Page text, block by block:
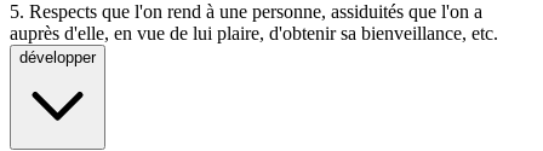
5. Respects que l'on rend à une personne, assiduités que l'on a
auprès d'elle, en vue de lui plaire, d'obtenir sa bienveillance, etc.
développer